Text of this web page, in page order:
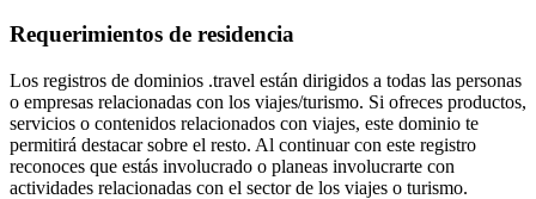
Requerimientos de residencia
Los registros de dominios .travel están dirigidos a todas las personas
o empresas relacionadas con los viajes/turismo. Si ofreces productos,
servicios o contenidos relacionados con viajes, este dominio te
permitirá destacar sobre el resto. Al continuar con este registro
reconoces que estás involucrado o planeas involucrarte con
actividades relacionadas con el sector de los viajes o turismo.